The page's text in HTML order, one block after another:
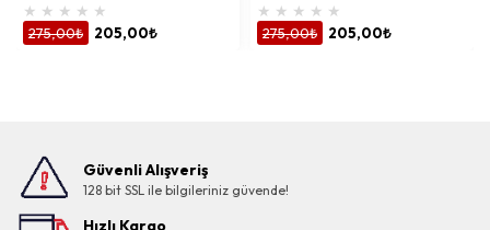
★ ★ ★ ★ ★
205,00₺
275,00₺
★ ★ ★ ★ ★
205,00₺
275,00₺
Güvenli Alışveriş
128 bit SSL ile bilgileriniz güvende!
Hızlı Kargo